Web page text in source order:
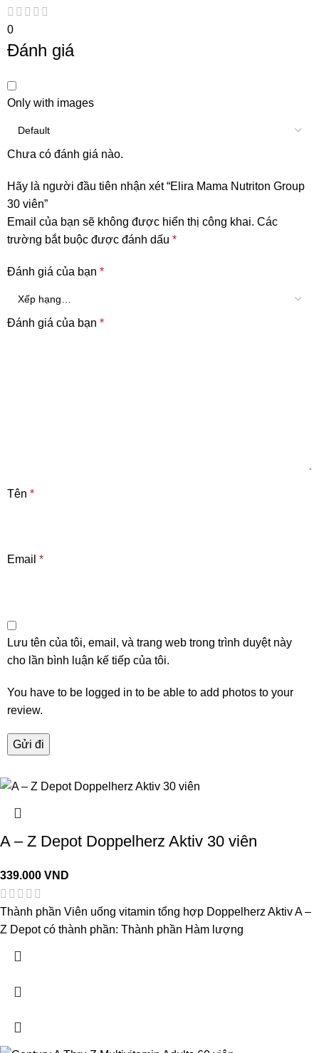
0
Đánh giá
Only with images
Chưa có đánh giá nào.
Hãy là người đầu tiên nhận xét “Elira Mama Nutriton Group
30 viên”
Email của bạn sẽ không được hiển thị công khai. Các
trường bắt buộc được đánh dấu*
Đánh giá của bạn*
Đánh giá của bạn*
Tên*
Email*
Lưu tên của tôi, email, và trang web trong trình duyệt này
cho lần bình luận kế tiếp của tôi.
You have to be logged in to be able to add photos to your
review.
A – Z Depot Doppelherz Aktiv 30 viên
339.000VND
Thành phần Viên uống vitamin tổng hợp Doppelherz Aktiv A –
Z Depot có thành phần: Thành phần Hàm lượng